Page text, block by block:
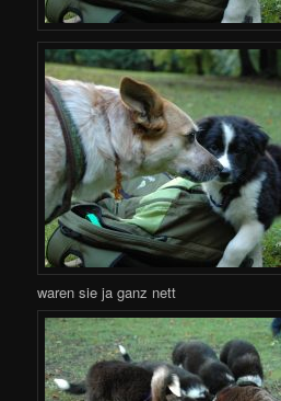
waren sie ja ganz nett